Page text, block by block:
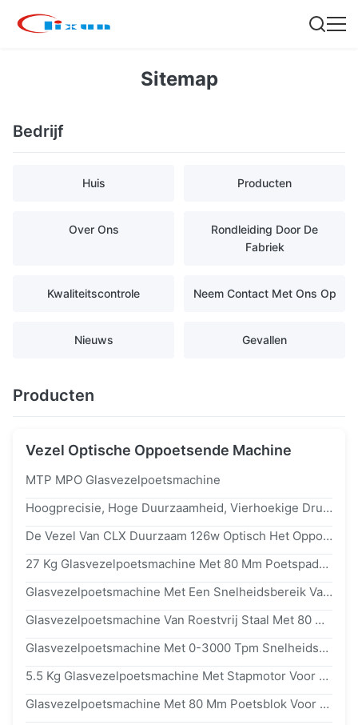
Sitemap
Bedrijf
Huis Producten
Over Ons
Rondleiding Door De
Fabriek
Kwaliteitscontrole Neem Contact Met Ons Op
Nieuws Gevallen
Producten
Vezel Optische Oppoetsende Machine
MTP MPO Glasvezelpoetsmachine
Hoogprecisie, Hoge Duurzaamheid, Vierhoekige Drukpoetsmachine
De Vezel Van CLX Duurzaam 126w Optisch Het Oppoetsen Machinehoog Rendement
27 Kg Glasvezelpoetsmachine Met 80 Mm Poetspaddiameter En 0-100 RPM Poetssnelheid Voor Precieze Connectorpoeling
Glasvezelpoetsmachine Met Een Snelheidsbereik Van 0-3000 T/Min En Een Temperatuurbereik Van 8°C Tot 45°C Voor Een Glad Poetswerk
Glasvezelpoetsmachine Van Roestvrij Staal Met 80 Mm Poetspad En 100-240vac-Invoerspanning Voor Precisiepoeling
Glasvezelpoetsmachine Met 0-3000 Tpm Snelheidsbereik Voor APC's En PC's
5.5 Kg Glasvezelpoetsmachine Met Stapmotor Voor Nauwkeurig 0-100 RPM Poetswerk Van Glasvezelconnectoren
Glasvezelpoetsmachine Met 80 Mm Poetsblok Voor Handmatig/Automatisch Poelen En 100-240 VAC-Invoerspanning